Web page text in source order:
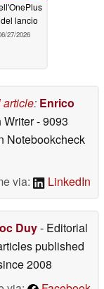
lancio
27/2026
article: Enrico
Writer- 9093
Notebookcheck
via:
LinkedIn
Duy- Editorial
published
2008